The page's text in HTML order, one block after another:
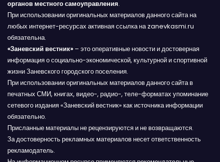
органов местного самоуправления.
При использовании оригинальных материалов данного сайта на
любых интернет-ресурсах активная ссылка на zanevkasmi.ru
обязательна.
«Заневский вестник» – это оперативные новости и достоверная
информация о социально-экономической, культурной и спортивной
жизни Заневского городского поселения.
При использовании оригинальных материалов данного сайта в
печатных СМИ, книгах, видео-, радио-, теле-форматах упоминание
сетевого издания «Заневский вестник» как источника информации
обязательно.
Присланные материалы не рецензируются и не возвращаются.
За достоверность рекламных материалов несет ответственность
рекламодатель.